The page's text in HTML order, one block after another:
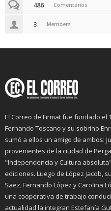
486 Comentarios
3 Members
El Correo de Firmat fue fundado el
Fernando Toscano y su sobrino
sumó a ellos un amigo de ambos:
provenientes de la ciudad de
"Independencia y Cultura
ediciones. Luego de López Jacob,
Saez, Fernando López y Carolina
una cooperativa de trabajo
actualidad la integran Estefanía